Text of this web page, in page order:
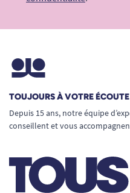
toutes les situations
Besoin d’en savoir
Découvrez notre
alèse jetable ?
Voir toutes les alèses
problèmes
TOUJOURS À VOTRE ÉCOUTE
Depuis 15 ans, notre équipe
conseillent et vous